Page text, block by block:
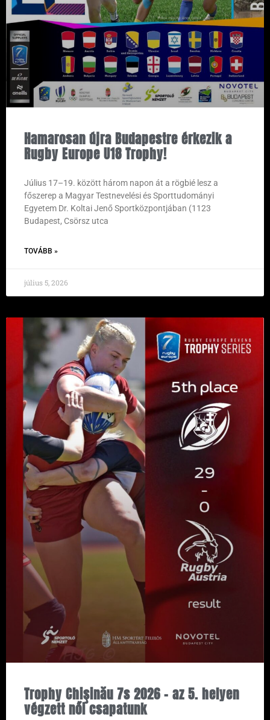
Hamarosan újra Budapestre érkezik a
Rugby Europe U18 Trophy!
Július 17–19. között három napon át a rögbié lesz a
főszerep a Magyar Testnevelési és Sporttudományi
Egyetem Dr. Koltai Jenő Sportközpontjában (1123
Budapest, Csörsz utca
TOVÁBB »
július 5, 2026
Trophy Chişinău 7s 2026 – az 5. helyen
végzett női csapatunk